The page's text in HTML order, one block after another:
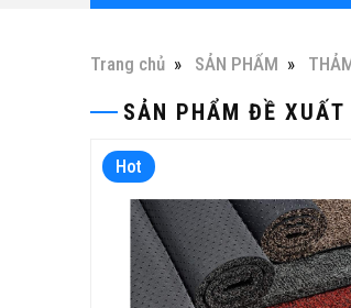
Trang chủ SẢN PHẨM
SẢN PHẨM ĐỀ XUẤT
Hot